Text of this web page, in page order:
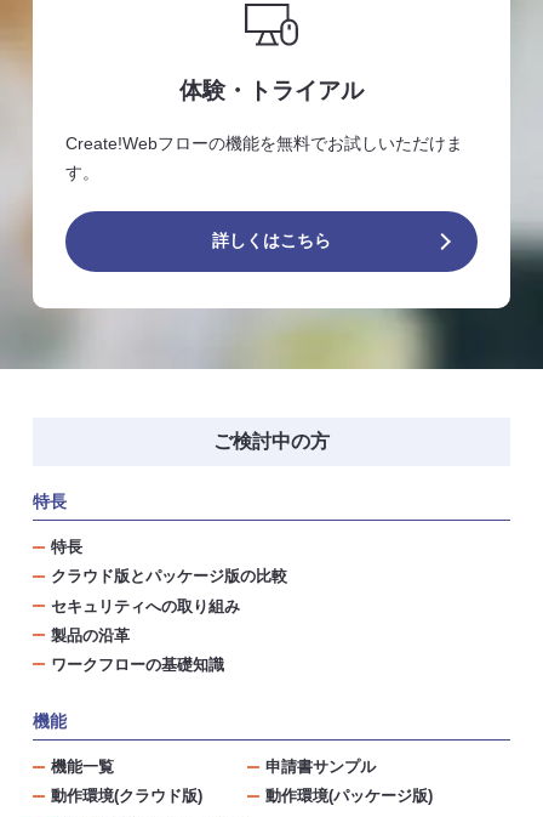
体験・トライアル
Create!Webフローの機能を無料でお試しいただけま
す。
詳しくはこちら
ご検討中の方
特長
特長
クラウド版とパッケージ版の比較
セキュリティへの取り組み
製品の沿革
ワークフローの基礎知識
機能
機能一覧
申請書サンプル
動作環境(クラウド版)
動作環境(パッケージ版)